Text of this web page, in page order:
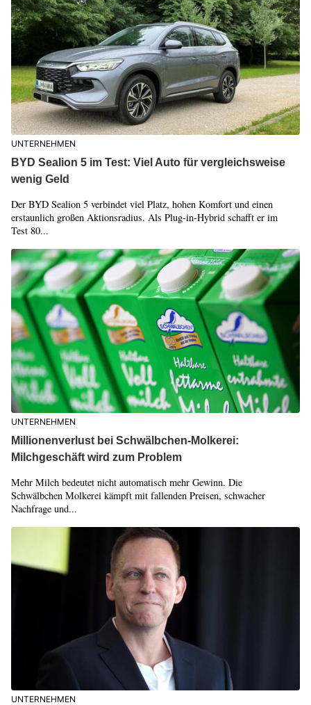
UNTERNEHMEN
BYD Sealion 5 im Test: Viel Auto für vergleichsweise
wenig Geld
Der BYD Sealion 5 verbindet viel Platz, hohen Komfort und einen
erstaunlich großen Aktionsradius. Als Plug-in-Hybrid schafft er im
Test 80...
UNTERNEHMEN
Millionenverlust bei Schwälbchen-Molkerei:
Milchgeschäft wird zum Problem
Mehr Milch bedeutet nicht automatisch mehr Gewinn. Die
Schwälbchen Molkerei kämpft mit fallenden Preisen, schwacher
Nachfrage und...
UNTERNEHMEN